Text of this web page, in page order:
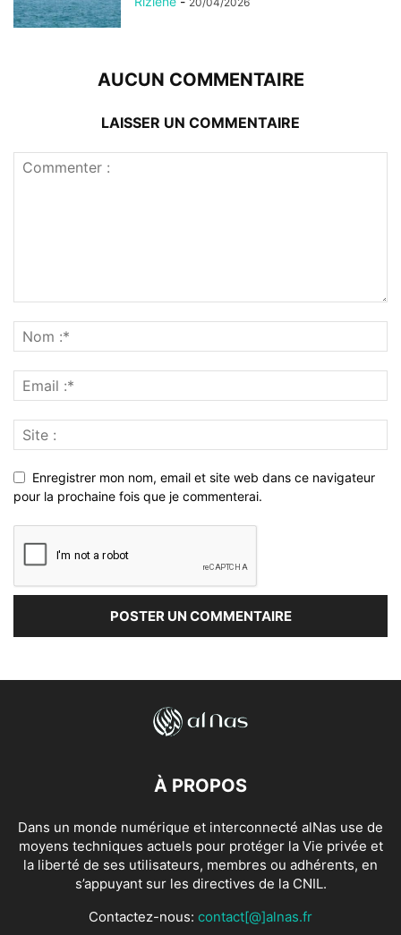
AUCUN COMMENTAIRE
LAISSER UN COMMENTAIRE
Enregistrer mon nom, email et site web dans ce navigateur
pour la prochaine fois que je commenterai.
À PROPOS
Dans un monde numérique et interconnecté alNas use de
moyens techniques actuels pour protéger la Vie privée et
la liberté de ses utilisateurs, membres ou adhérents, en
s’appuyant sur les directives de la CNIL.
Contactez-nous: contact[@]alnas.fr